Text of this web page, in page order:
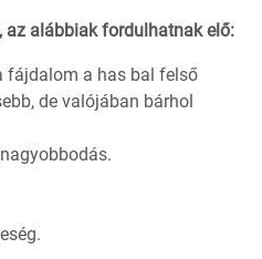
az alábbiak fordulhatnak elő:
fájdalom a has bal felső
de valójában bárhol